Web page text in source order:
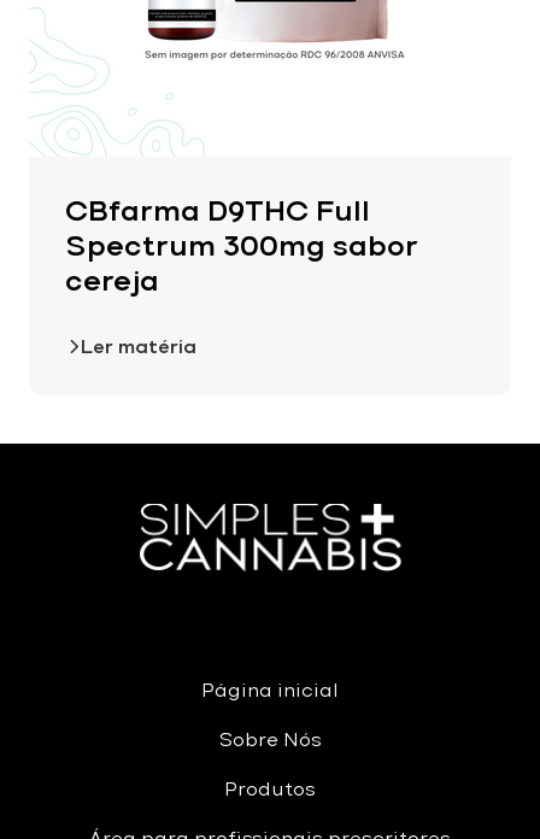
CBfarma D9THC Full
Spectrum 300mg sabor
cereja
Ler matéria
Página inicial
Sobre Nós
Produtos